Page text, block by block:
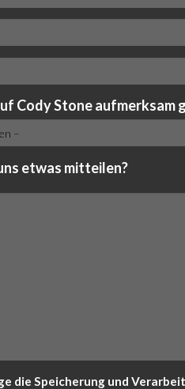
Cody Stone aufmerksam
etwas mitteilen?
die Speicherung und